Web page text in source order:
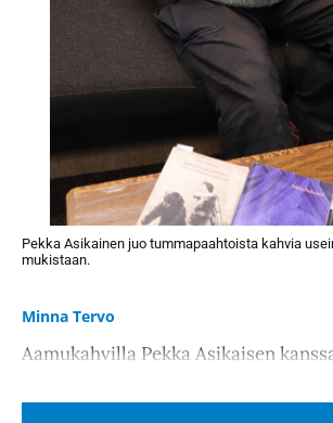
Pekka Asikainen juo tummapaahtoista kahvia
mukistaan.
Minna Tervo
Aamukahvilla Pekka Asikaisen